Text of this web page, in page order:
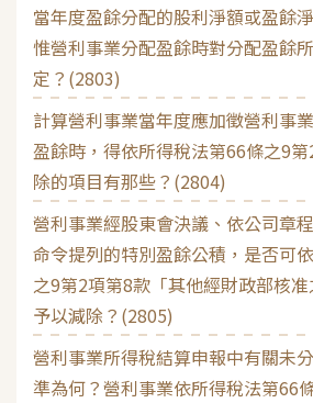
當年度盈餘分配的股利淨額或盈餘
惟營利事業分配盈餘時對分配盈餘
定？(2803)
計算營利事業當年度應加徵營利事
盈餘時，得依所得稅法第66條之9
除的項目有那些？(2804)
營利事業經股東會決議、依公司章
命令提列的特別盈餘公積，是否可
之9第2項第8款「其他經財政部核准
予以減除？(2805)
營利事業所得稅結算申報中有關未
準為何？營利事業依所得稅法第66